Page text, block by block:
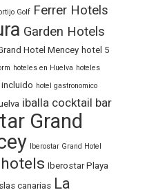
Golf Ferrer Hotels
Garden Hotels
Hotel Mencey hotel 5
hoteles en Huelva hoteles
hotel gastronomico
iballa cocktail bar
Grand
Iberostar Grand Hotel
Iberostar Playa
canarias La